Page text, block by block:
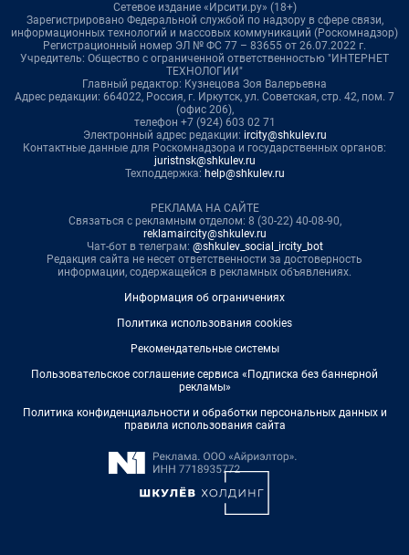
Сетевое издание «Ирсити.ру» (18+)
Зарегистрировано Федеральной службой по надзору в сфере связи,
информационных технологий и массовых коммуникаций (Роскомнадзор)
Регистрационный номер ЭЛ № ФС 77 – 83655 от 26.07.2022 г.
Учредитель: Общество с ограниченной ответственностью "ИНТЕРНЕТ
ТЕХНОЛОГИИ"
Главный редактор: Кузнецова Зоя Валерьевна
Адрес редакции: 664022, Россия, г. Иркутск, ул. Советская, стр. 42, пом. 7
(офис 206),
телефон +7 (924) 603 02 71
Электронный адрес редакции: ircity@shkulev.ru
Контактные данные для Роскомнадзора и государственных органов:
juristnsk@shkulev.ru
Техподдержка: help@shkulev.ru
РЕКЛАМА НА САЙТЕ
Связаться с рекламным отделом: 8 (30-22) 40-08-90,
reklamaircity@shkulev.ru
Чат-бот в телеграм: @shkulev_social_ircity_bot
Редакция сайта не несет ответственности за достоверность
информации, содержащейся в рекламных объявлениях.
Информация об ограничениях
Политика использования cookies
Рекомендательные системы
Пользовательское соглашение сервиса «Подписка без баннерной
рекламы»
Политика конфиденциальности и обработки персональных данных и
правила использования сайта